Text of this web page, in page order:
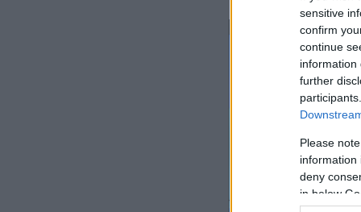
sensitive
confirm
continue
information
further
Please
information
deny
in below